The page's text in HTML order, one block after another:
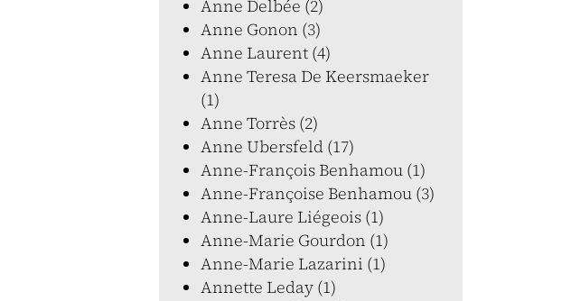
Anne Delbée (2)
Anne Gonon (3)
Anne Laurent (4)
Anne Teresa De Keersmaeker
(1)
Anne Torrès (2)
Anne Ubersfeld (17)
Anne-François Benhamou (1)
Anne-Françoise Benhamou (3)
Anne-Laure Liégeois (1)
Anne-Marie Gourdon (1)
Anne-Marie Lazarini (1)
Annette Leday (1)